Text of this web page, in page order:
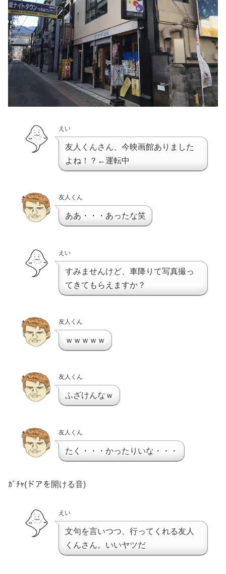
えい
友人くんさん、今映画館ありました
よね！？←運転中
友人くん
ああ・・・あったな笑
えい
すみませんけど、車降りて写真撮っ
てきてもらえますか？
友人くん
ｗｗｗｗｗ
友人くん
ふざけんなｗ
友人くん
たく・・・かったりいな・・・
ｶﾞﾁｬ(ドアを開ける音)
えい
文句を言いつつ、行ってくれる友人
くんさん。いいヤツだ